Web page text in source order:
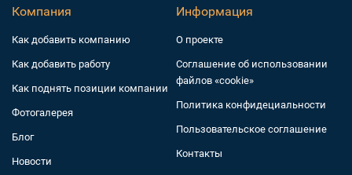
Компания
Как добавить компанию
Как добавить работу
Как поднять позиции компании
Фотогалерея
Блог
Новости
Информация
О проекте
Соглашение об использовании
файлов «cookie»
Политика конфидециальности
Пользовательское соглашение
Контакты